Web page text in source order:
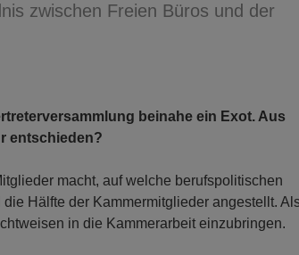
zwischen Freien Büros und der
beinahe ein Exot. Aus
entschieden?
macht, auf welche berufspolitischen
Hälfte der Kammermitglieder angestellt.
in die Kammerarbeit einzubringen.